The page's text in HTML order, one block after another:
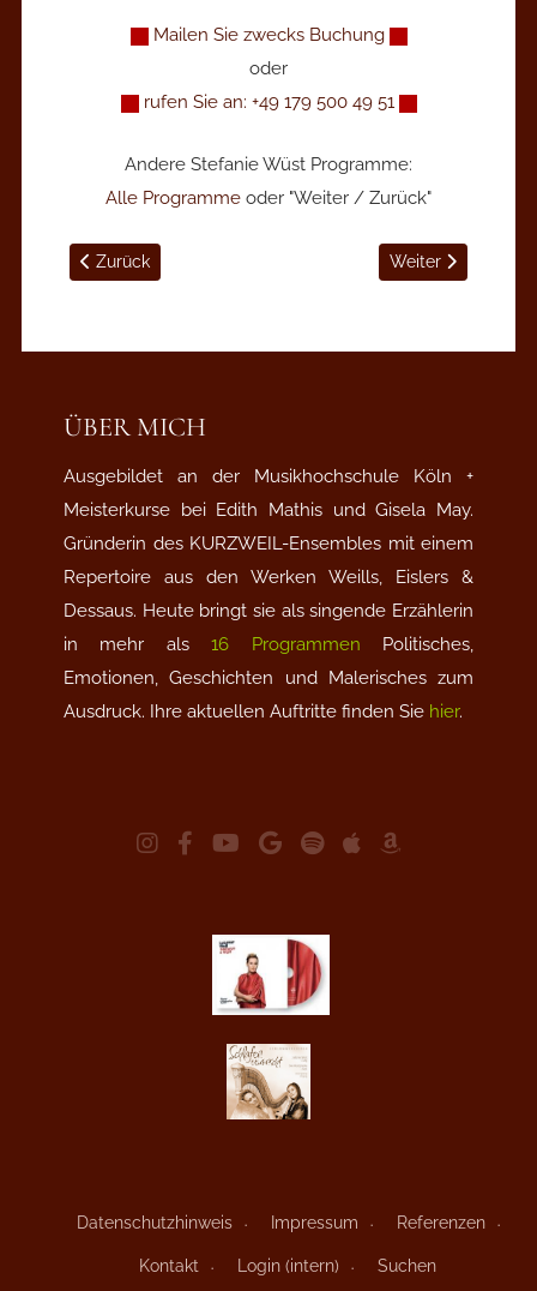
Mailen Sie zwecks Buchung
oder
rufen Sie an: +49 179 500 49 51
Andere Stefanie Wüst Programme:
Alle Programme oder "Weiter / Zurück"
Vorheriger Beitrag: Schlafen erwünscht - Köln
Zurück Nächster Beitrag:
Weiter
ÜBER MICH
Ausgebildet an der Musikhochschule Köln +
Meisterkurse bei Edith Mathis und Gisela May.
Gründerin des KURZWEIL-Ensembles mit einem
Repertoire aus den Werken Weills, Eislers &
Dessaus. Heute bringt sie als singende Erzählerin
in mehr als16 Programmen Politisches,
Emotionen, Geschichten und Malerisches zum
Ausdruck. Ihre aktuellen Auftritte finden Sie hier.
Datenschutzhinweis Impressum Referenzen
Kontakt Login (intern) Suchen